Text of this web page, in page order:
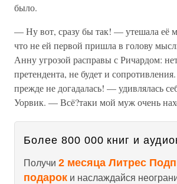
было.
— Ну вот, сразу бы так! — утешала её
что не ей первой пришла в голову
Анну угрозой расправы с Ричардом:
претендента, не будет и
прежде не догадалась! — удивлялась
Уорвик. — Всё?таки мой муж очень
Более 800 000 книг и
Получи 2 месяца Литрес
подарок и наслаждайся